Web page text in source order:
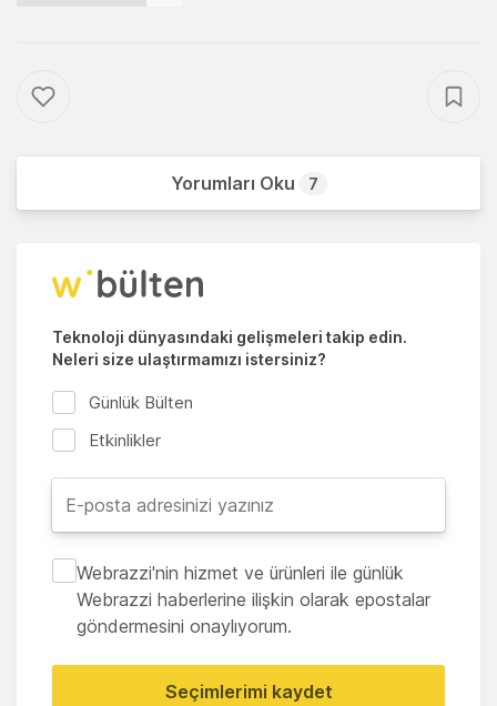
Yorumları Oku 7
Teknoloji dünyasındaki gelişmeleri takip edin.
Neleri size ulaştırmamızı istersiniz?
Günlük Bülten
Etkinlikler
Webrazzi'nin hizmet ve ürünleri ile günlük
Webrazzi haberlerine ilişkin olarak epostalar
göndermesini onaylıyorum.
Seçimlerimi kaydet